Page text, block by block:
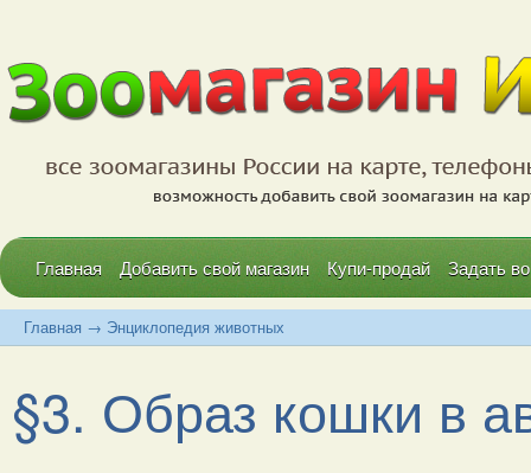
Главная Добавить свой магазин Купи-продай Задать
Главная → Энциклопедия животных
§3. Образ кошки в